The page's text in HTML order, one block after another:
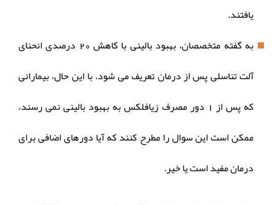
یافتند.
به گفته متخصصان، بهبود بالینی با کاهش 20 درصدی انحنای
آلت تناسلی پس از درمان تعریف می شود. با این حال، بیمارانی
که پس از 1 دور مصرف زیافلکس به بهبود بالینی نمی رسند،
ممکن است این سوال را مطرح کنند که آیا دورهای اضافی برای
درمان مفید است یا خیر.